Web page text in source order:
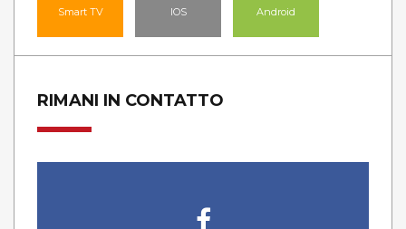
Smart TV IOS Android
RIMANI IN CONTATTO